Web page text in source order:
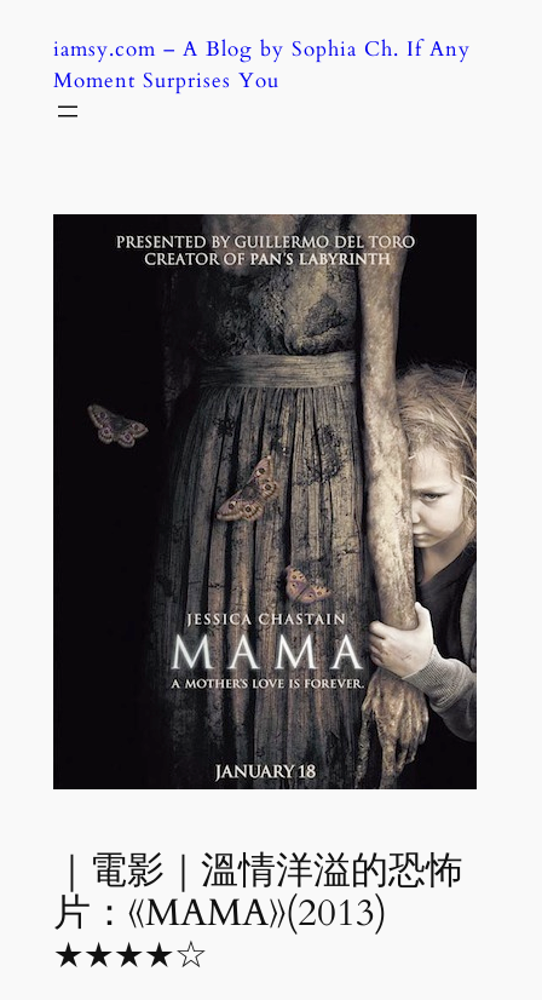
content
iamsy.com – A Blog by Sophia Ch. If Any
Moment Surprises You
｜電影｜溫情洋溢的恐怖
片：《MAMA》(2013)
★★★★☆